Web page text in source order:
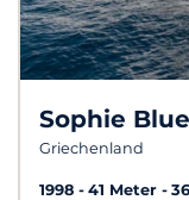
Sophie Blue
Griechenland
1998 41 Meter